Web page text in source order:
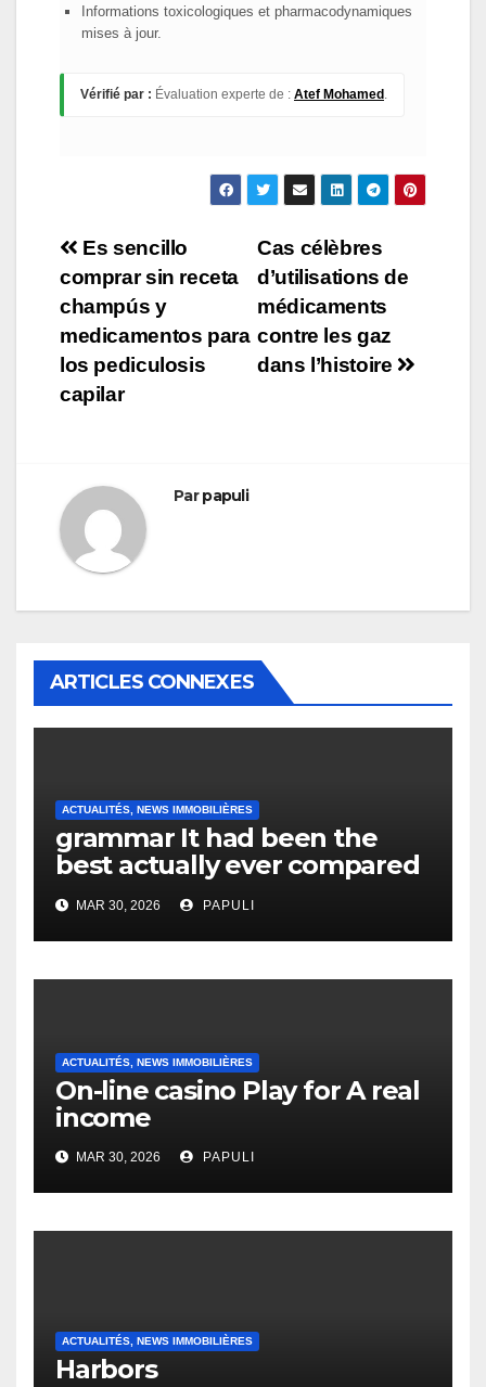
Informations toxicologiques et pharmacodynamiques
mises à jour.
Vérifié par : Évaluation experte de : Atef Mohamed .
Navigation
de
l’article
Cas célèbres
d’utilisations de
médicaments
contre les gaz
dans l’histoire
Es sencillo
comprar sin receta
champús y
medicamentos para
los pediculosis
capilar
Parpapuli
ARTICLES CONNEXES
ACTUALITÉS, NEWS IMMOBILIÈRES
grammar It had been the
best actually ever compared
to it’s the top actually?
English Vocabulary Learners
Heap Change
MAR 30, 2026 PAPULI
ACTUALITÉS, NEWS IMMOBILIÈRES
On-line casino Play for A real
income
MAR 30, 2026 PAPULI
ACTUALITÉS, NEWS IMMOBILIÈRES
Harbors